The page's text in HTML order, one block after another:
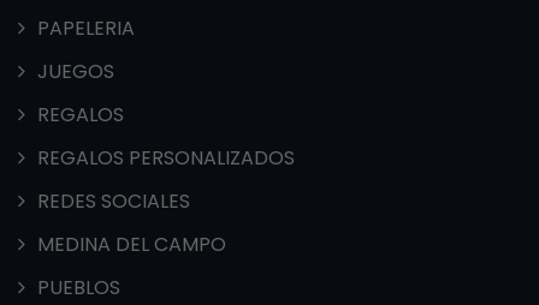
PAPELERIA
JUEGOS
REGALOS
REGALOS PERSONALIZADOS
REDES SOCIALES
MEDINA DEL CAMPO
PUEBLOS